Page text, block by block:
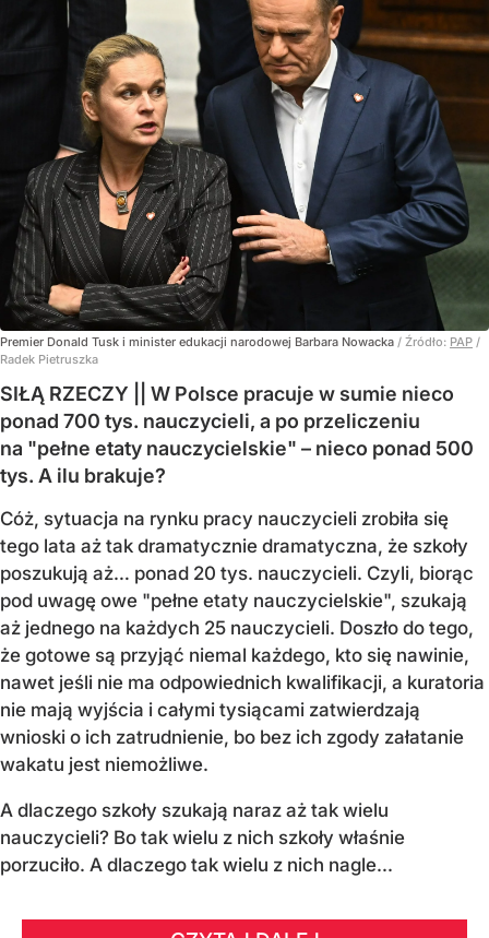
Premier Donald Tusk i minister edukacji narodowej Barbara Nowacka / Źródło: PAP /
Radek Pietruszka
SIŁĄ RZECZY || W Polsce pracuje w sumie nieco
ponad 700 tys. nauczycieli, a po przeliczeniu
na "pełne etaty nauczycielskie" – nieco ponad 500
tys. A ilu brakuje?
Cóż, sytuacja na rynku pracy nauczycieli zrobiła się
tego lata aż tak dramatycznie dramatyczna, że szkoły
poszukują aż… ponad 20 tys. nauczycieli. Czyli, biorąc
pod uwagę owe "pełne etaty nauczycielskie", szukają
aż jednego na każdych 25 nauczycieli. Doszło do tego,
że gotowe są przyjąć niemal każdego, kto się nawinie,
nawet jeśli nie ma odpowiednich kwalifikacji, a kuratoria
nie mają wyjścia i całymi tysiącami zatwierdzają
wnioski o ich zatrudnienie, bo bez ich zgody załatanie
wakatu jest niemożliwe.
A dlaczego szkoły szukają naraz aż tak wielu
nauczycieli? Bo tak wielu z nich szkoły właśnie
porzuciło. A dlaczego tak wielu z nich nagle...